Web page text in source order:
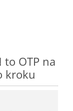
to OTP na
kroku